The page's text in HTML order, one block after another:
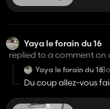
Yaya le forain du 16
replied to a comment on
Yaya le forain du 16
Du coup allez-vous